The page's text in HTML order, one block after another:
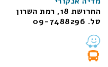
החרושת 18, רמת השרון
טל. 09-7488296